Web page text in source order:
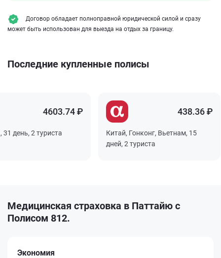
Договор обладает полноправной юридической силой и сразу
может быть использован для выезда на отдых за границу.
Последние купленные полисы
4603.74 ₽
2 туриста
438.36 ₽
Китай, Гонконг, Вьетнам, 15
дней, 2 туриста
Медицинская страховка в Паттайю с
Полисом 812.
Экономия